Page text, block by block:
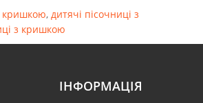
кришкою, дитячі пісочниці з
з кришкою
ІНФОРМАЦІЯ